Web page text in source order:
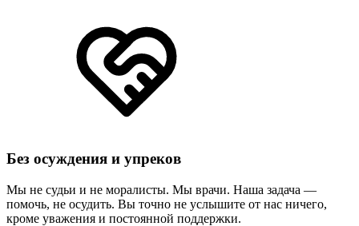
Без осуждения и упреков
Мы не судьи и не моралисты. Мы врачи. Наша задача —
помочь, не осудить. Вы точно не услышите от нас ничего,
кроме уважения и постоянной поддержки.